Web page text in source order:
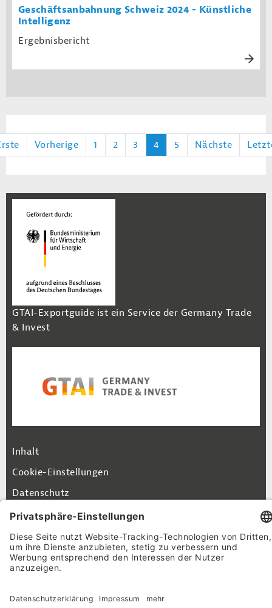
Geschäftsanbahnung Schweiz 2024 - Künstliche
Intelligenz
Ergebnisbericht
Vorherige 1 2 3 4 5 Nächste
GTAI-Exportguide ist ein Service der Germany Trade
& Invest
Footer Navigation
Inhalt
Cookie-Einstellungen
Datenschutz
Impressum
© 2026 GTAI-Exportguide